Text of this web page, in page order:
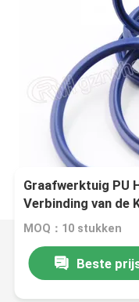
Graafwerktuig PU
Verbinding van de
MOQ：10 stukken
Beste